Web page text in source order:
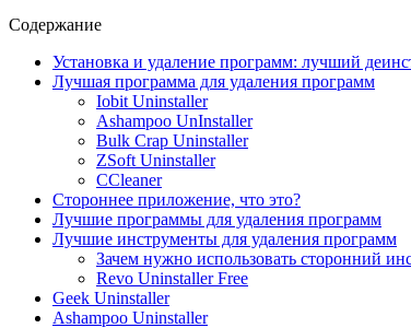
Содержание
Установка и удаление программ: лучший
Лучшая программа для удаления программ
Iobit Uninstaller
Ashampoo UnInstaller
Bulk Crap Uninstaller
ZSoft Uninstaller
CCleaner
Стороннее приложение, что это?
Лучшие программы для удаления программ
Лучшие инструменты для удаления программ
Зачем нужно использовать сторонний
Revo Uninstaller Free
Geek Uninstaller
Ashampoo Uninstaller